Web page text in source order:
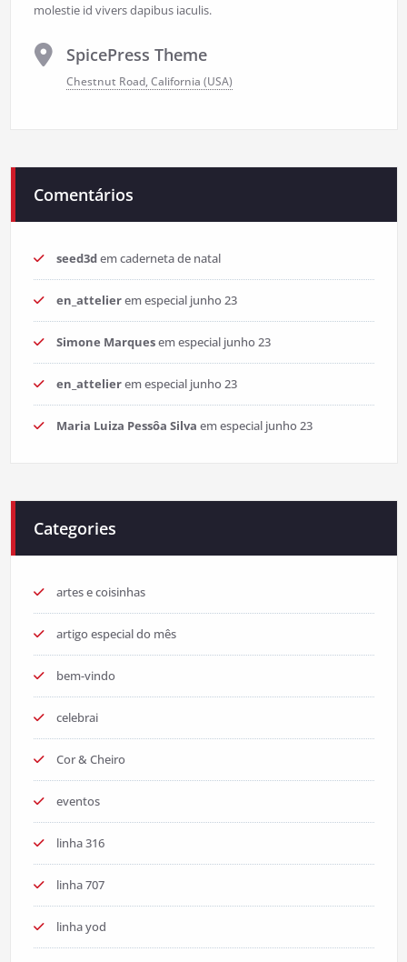
molestie id vivers dapibus iaculis.
SpicePress Theme
Chestnut Road, California (USA)
Comentários
seed3demcaderneta de natal
en_attelieremespecial junho 23
Simone Marquesemespecial junho 23
en_attelieremespecial junho 23
Maria Luiza Pessôa Silva emespecial junho 23
Categories
artes e coisinhas
artigo especial do mês
bem-vindo
celebrai
Cor & Cheiro
eventos
linha 316
linha 707
linha yod